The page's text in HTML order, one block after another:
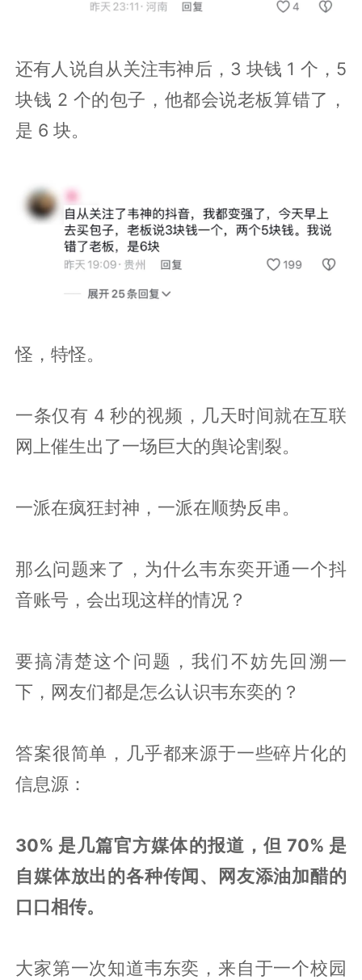
还有人说自从关注韦神后，3 块钱 1 个，5
块钱 2 个的包子，他都会说老板算错了，
是 6 块。
怪，特怪。
一条仅有 4 秒的视频，几天时间就在互联
网上催生出了一场巨大的舆论割裂。
一派在疯狂封神，一派在顺势反串。
那么问题来了，为什么韦东奕开通一个抖
音账号，会出现这样的情况？
要搞清楚这个问题，我们不妨先回溯一
下，网友们都是怎么认识韦东奕的？
答案很简单，几乎都来源于一些碎片化的
信息源：
30% 是几篇官方媒体的报道，但 70% 是
自媒体放出的各种传闻、网友添油加醋的
口口相传。
大家第一次知道韦东奕，来自于一个校园